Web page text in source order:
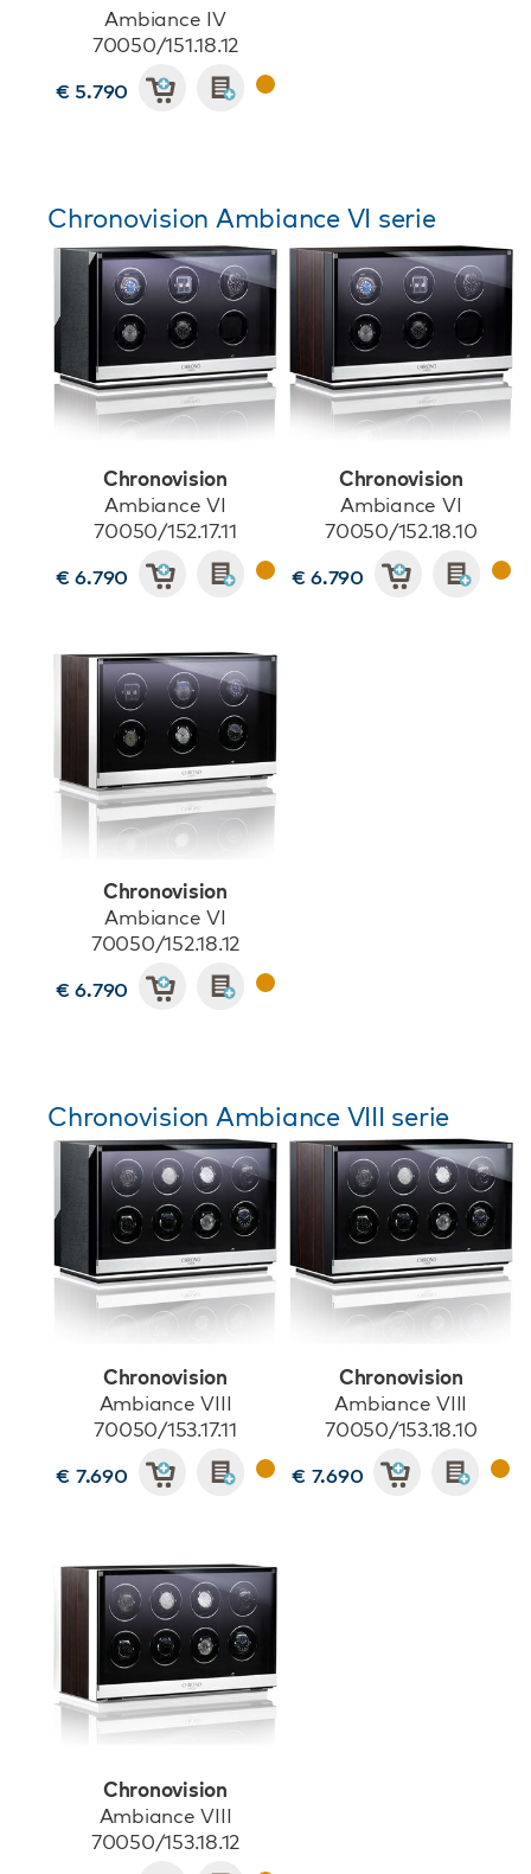
Ambiance IV
70050/151.18.12
€ 5.790
Chronovision Ambiance VI serie
Chronovision
Ambiance VI
70050/152.17.11
€ 6.790
Chronovision
Ambiance VI
70050/152.18.10
€ 6.790
Chronovision
Ambiance VI
70050/152.18.12
€ 6.790
Chronovision Ambiance VIII serie
Chronovision
Ambiance VIII
70050/153.17.11
€ 7.690
Chronovision
Ambiance VIII
70050/153.18.10
€ 7.690
Chronovision
Ambiance VIII
70050/153.18.12